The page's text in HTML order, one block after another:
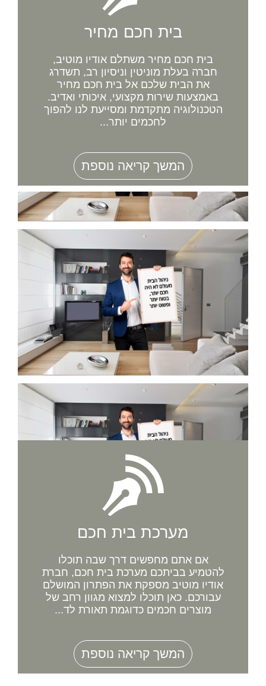
בית חכם מחיר
בית חכם מחיר משתלם אודיו מוטיב,
חברה בעלת מוניטין וניסיון רב, תשדרג
את הבית שלכם אל בית חכם מחיר
באמצעות שירות מקצועי, איכותי ואדיב.
הטכנולוגיה מתקדמת ומסייעת לנו להפוך
לחכמים יותר...
המשך קריאה נוספת
מערכת בית חכם
אם אתם מחפשים דרך שבה תוכלו
להטמיע בביתכם מערכת בית חכם, חברת
אודיו מוטיב מספקת את הפתרון המושלם
עבורכם. כאן תוכלו למצוא מגוון רחב של
מוצרים חכמים כדוגמת תאורת לד...
המשך קריאה נוספת